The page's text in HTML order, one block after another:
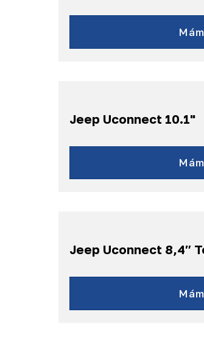
Jeep Uconnect 10.1"
Jeep Uconnect 8,4″